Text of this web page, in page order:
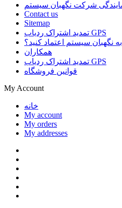
شرکت نگهبان سیستم
Contact us
Sitemap
تمدید اشتراک ردیاب GPS
نگهبان سیستم اعتماد کنید؟
همکاران
تمدید اشتراک ردیاب GPS
قوانین فروشگاه
My Account
خانه
My account
My orders
My addresses